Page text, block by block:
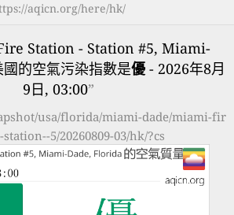
aqicn.org/here/hk/
Station - Station #5, Miami-
的空氣污染指數是優 - 2026年8月
9日, 03:00”
usa/florida/miami-dade/miami-fir
5/20260809-03/hk/?cs